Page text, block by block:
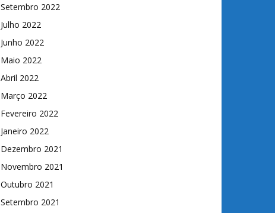
Setembro 2022
Julho 2022
Junho 2022
Maio 2022
Abril 2022
Março 2022
Fevereiro 2022
Janeiro 2022
Dezembro 2021
Novembro 2021
Outubro 2021
Setembro 2021